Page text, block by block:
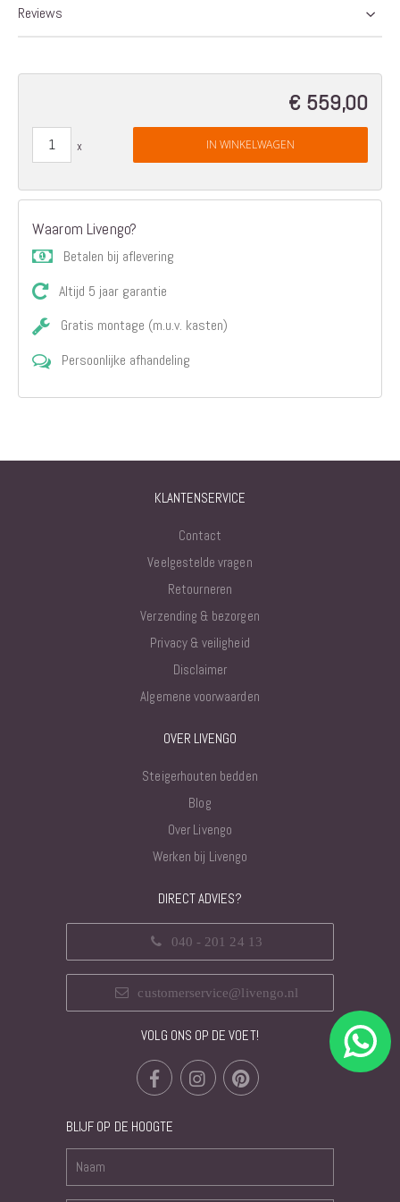
Reviews
€ 559,00
IN WINKELWAGEN
Waarom Livengo?
Betalen bij aflevering
Altijd 5 jaar garantie
Gratis montage (m.u.v. kasten)
Persoonlijke afhandeling
KLANTENSERVICE
Contact
Veelgestelde vragen
Retourneren
Verzending & bezorgen
Privacy & veiligheid
Disclaimer
Algemene voorwaarden
OVER LIVENGO
Steigerhouten bedden
Blog
Over Livengo
Werken bij Livengo
DIRECT ADVIES?
040 - 201 24 13
customerservice@livengo.nl
VOLG ONS OP DE VOET!
BLIJF OP DE HOOGTE